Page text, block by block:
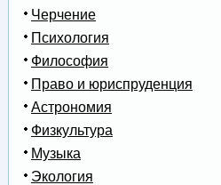
Черчение
Психология
Философия
Право и юриспруденция
Астрономия
Физкультура
Музыка
Экология